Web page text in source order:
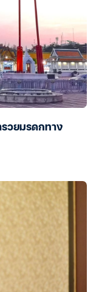
รวยมรดกทาง